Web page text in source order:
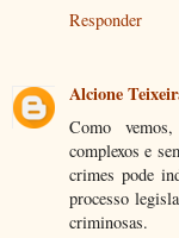
Responder
Alcione
Como
complexos e
crimes pode
processo
criminosas.